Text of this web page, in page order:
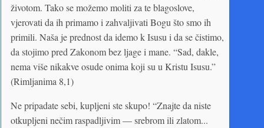
životom. Tako se možemo moliti za te blagoslove,
vjerovati da ih primamo i zahvaljivati Bogu što smo ih
primili. Naša je prednost da idemo k Isusu i da se čistimo,
da stojimo pred Zakonom bez ljage i mane. “Sad, dakle,
nema više nikakve osude onima koji su u Kristu Isusu.”
(Rimljanima 8,1)
Ne pripadate sebi, kupljeni ste skupo! “Znajte da niste
otkupljeni nečim raspadljivim — srebrom ili zlatom...